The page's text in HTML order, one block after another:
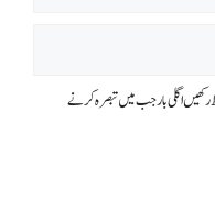
اگلی بار جب میں تبصرہ کرنے